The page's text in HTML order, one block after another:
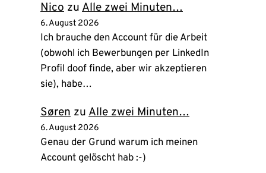
Nico zu Alle zwei Minuten…
6. August 2026
Ich brauche den Account für die Arbeit
(obwohl ich Bewerbungen per LinkedIn
Profil doof finde, aber wir akzeptieren
sie), habe…
Søren zu Alle zwei Minuten…
6. August 2026
Genau der Grund warum ich meinen
Account gelöscht hab :-)